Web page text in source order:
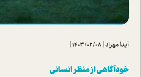
آیدا مهراد|
1403/02/08
|
خودآگاهی از منظر انسانی